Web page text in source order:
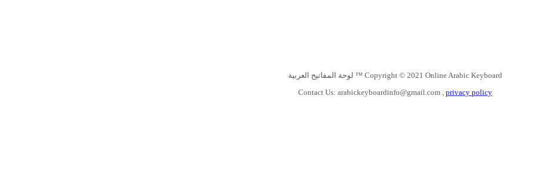
Copyright © 2021 Online Arabic Keyboard ™ لوحة المفاتيح العربية
Contact Us: arabickeyboardinfo@gmail.com privacy policy